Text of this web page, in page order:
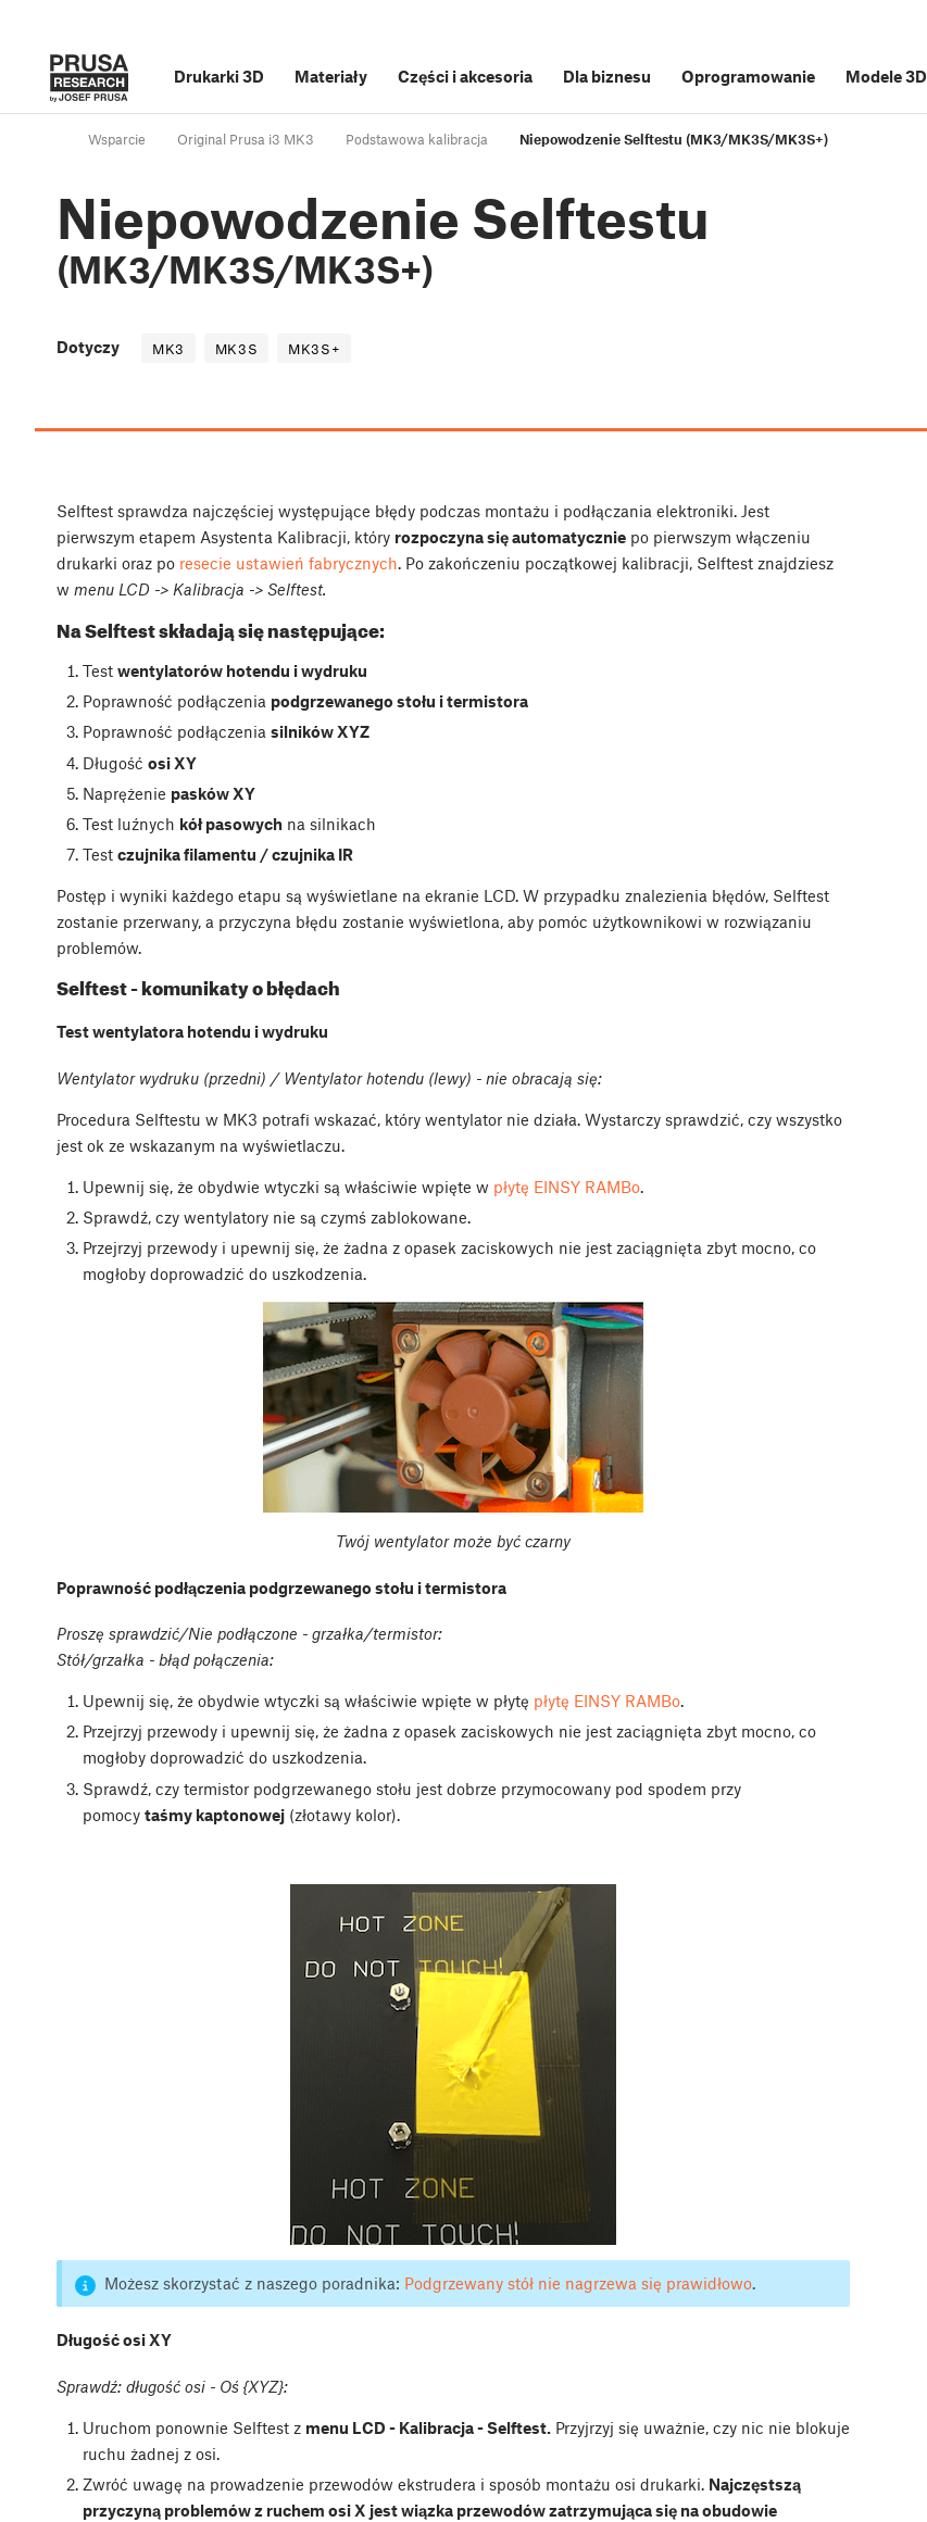
Drukarki 3D Materiały Części i akcesoria Dla biznesu Oprogramowanie Modele 3D
Wsparcie Original Prusa i3 MK3 Podstawowa kalibracja Niepowodzenie Selftestu (MK3/MK3S/MK3S+)
Niepowodzenie Selftestu
(MK3/MK3S/MK3S+)
Dotyczy MK3 MK3S MK3S+
Selftest sprawdza najczęściej występujące błędy podczas montażu i podłączania elektroniki. Jest
pierwszym etapem Asystenta Kalibracji, który rozpoczyna się automatycznie po pierwszym włączeniu
drukarki oraz po resecie ustawień fabrycznych. Po zakończeniu początkowej kalibracji, Selftest znajdziesz
w menu LCD -> Kalibracja -> Selftest.
Na Selftest składają się następujące:
Test​ wentylatorów hotendu i wydruku
Poprawność podłączenia ​podgrzewanego stołu i termistora
Poprawność podłączenia ​ silników XYZ
Długość osi XY
Naprężenie ​ pasków XY
Test luźnych kół pasowychna silnikach
Test czujnika filamentu / czujnika IR
Postęp i wyniki każdego etapu są wyświetlane na ekranie LCD. W przypadku znalezienia błędów, Selftest
zostanie przerwany, a przyczyna błędu zostanie wyświetlona, ​​aby pomóc użytkownikowi w rozwiązaniu
problemów.
Selftest - komunikaty o błędach
Test wentylatora hotendu i wydruku
Wentylator wydruku (przedni) / Wentylator hotendu (lewy) - nie obracają się:
Procedura Selftestu w MK3 potrafi wskazać, który wentylator nie działa. Wystarczy sprawdzić, czy wszystko
jest ok ze wskazanym na wyświetlaczu.
Upewnij się, że obydwie wtyczki są właściwie wpięte w płytę EINSY RAMBo.
Sprawdź, czy wentylatory nie są czymś zablokowane.
Przejrzyj przewody i upewnij się, że żadna z opasek zaciskowych nie jest zaciągnięta zbyt mocno, co
mogłoby doprowadzić do uszkodzenia.
Twój wentylator może być czarny
Poprawność podłączenia ​podgrzewanego stołu i termistora
Proszę sprawdzić/Nie podłączone - grzałka/termistor:
Stół/grzałka - błąd połączenia:
Upewnij się, że obydwie wtyczki są właściwie wpięte w płytę płytę EINSY RAMBo.
Przejrzyj przewody i upewnij się, że żadna z opasek zaciskowych nie jest zaciągnięta zbyt mocno, co
mogłoby doprowadzić do uszkodzenia.
Sprawdź, czy termistor podgrzewanego stołu jest dobrze przymocowany pod spodem przy
pomocy taśmy kaptonowej(złotawy kolor).
Możesz skorzystać z naszego poradnika: Podgrzewany stół nie nagrzewa się prawidłowo.
Długość osi XY
Sprawdź: długość osi - Oś {XYZ}:
Uruchom ponownie Selftest z menu LCD - Kalibracja - Selftest.Przyjrzyj się uważnie, czy nic nie blokuje
ruchu żadnej z osi.
Zwróć uwagę na prowadzenie przewodów ekstrudera i sposób montażu osi drukarki. Najczęstszą
przyczyną problemów z ruchem osi X jest wiązka przewodów zatrzymująca się na obudowie